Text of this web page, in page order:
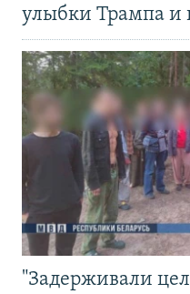
улыбки Трампа
"Задерживали